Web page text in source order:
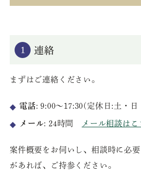
1 連絡
まずはご連絡ください。
電話: 9:00〜17:30(定休日:土・日
メール: 24時間 メール相談はこ
案件概要をお伺いし、相談時に必
があれば、ご持参ください。